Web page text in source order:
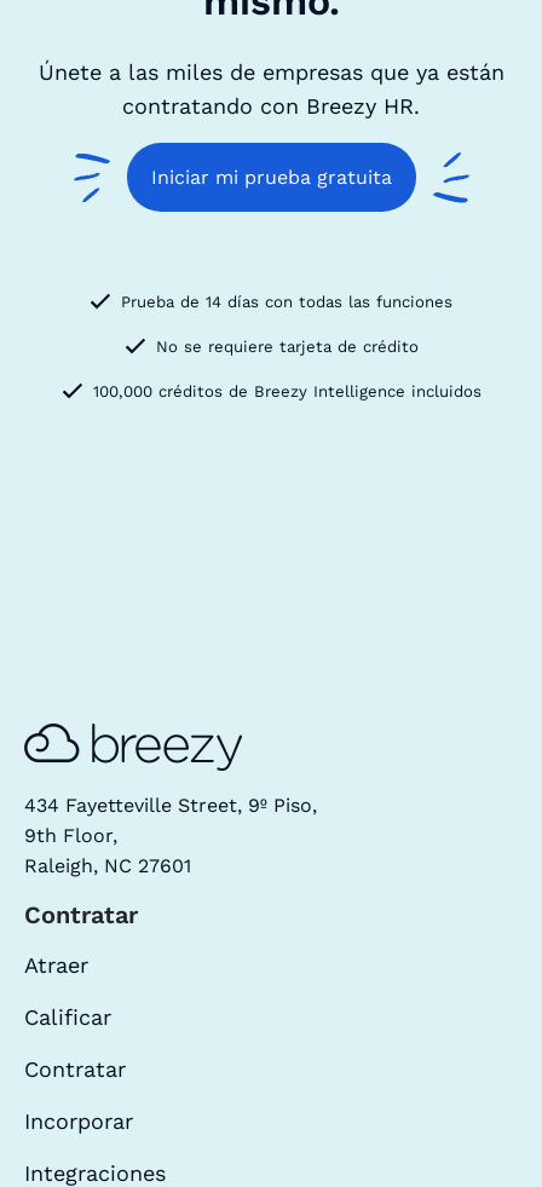
Únete a las miles de empresas que ya están
contratando con Breezy HR.
Iniciar mi prueba gratuita
Prueba de 14 días con todas las funciones
No se requiere tarjeta de crédito
100,000 créditos de Breezy Intelligence incluidos
434 Fayetteville Street, 9º Piso,
9th Floor,
Raleigh, NC 27601
Contratar
Atraer
Calificar
Contratar
Incorporar
Integraciones